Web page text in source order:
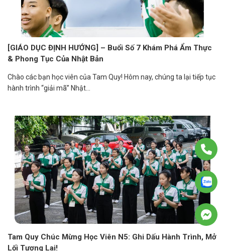
[GIÁO DỤC ĐỊNH HƯỚNG] – Buổi Số 7 Khám Phá Ẩm Thực
& Phong Tục Của Nhật Bản
Chào các bạn học viên của Tam Quy! Hôm nay, chúng ta lại tiếp tục
hành trình “giải mã” Nhật...
Tam Quy Chúc Mừng Học Viên N5: Ghi Dấu Hành Trình, Mở
Lối Tương Lai!